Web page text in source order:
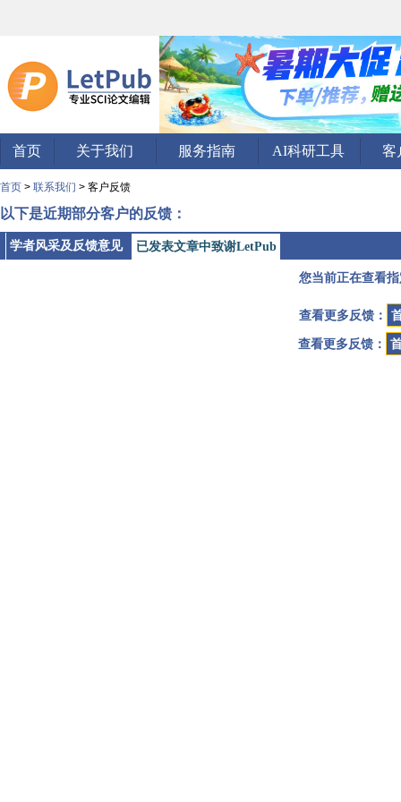
首页 关于我们 服务指南 AI科研工具 客
首页 > 联系我们 > 客户反馈
以下是近期部分客户的反馈：
学者风采及反馈意见 已发表文章中致谢LetPub
您当前正在查看
查看更多反馈：
查看更多反馈：